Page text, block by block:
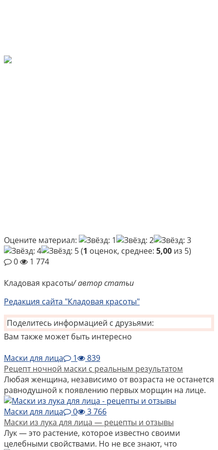
Оцените материал:
(1 оценок, среднее: 5,00 из 5)
0
1 774
Кладовая красоты/ автор статьи
Редакция сайта "Кладовая красоты"
Поделитесь информацией с друзьями:
Вам также может быть интересно
Маски для лица
1
839
Рецепт ночной маски с реальным результатом
Любая женщина, независимо от возраста не останется
равнодушной к появлению первых морщин на лице.
Маски для лица
0
3 766
Маски из лука для лица — рецепты и отзывы
Лук — это растение, которое известно своими
целебными свойствами. Но не все знают, что